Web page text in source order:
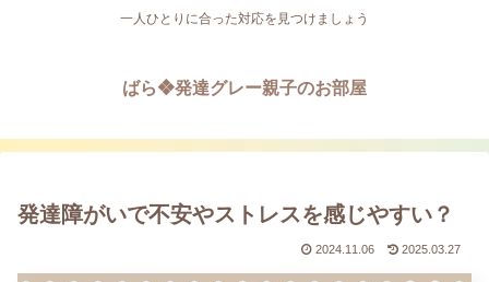
一人ひとりに合った対応を見つけましょう
ばら❖発達グレー親子のお部屋
発達障がいで不安やストレスを感じやすい？
2024.11.06 2025.03.27